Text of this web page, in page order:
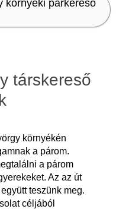
környéki párkereső
társkereső
környékén
a párom.
a párom
Az az út
teszünk meg.
céljából